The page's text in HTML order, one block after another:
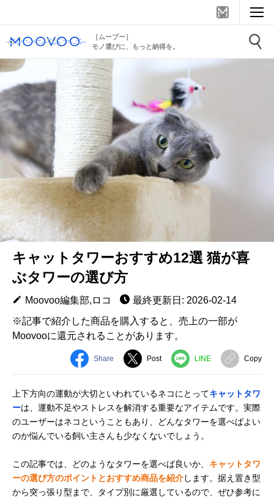
［ムーブー］
モノ選びに、もっと納得を。
キャットタワーおすすめ12選 猫が喜
ぶタワーの選び方
Moovoo編集部,ロコ
最終更新日: 2026-02-14
※記事で紹介した商品を購入すると、売上の一部が
Moovooに還元されることがあります。
Share Post LINE Copy
上下方向の運動が大切といわれているネコにとってキャットタワ
ーは、運動不足やストレスを解消する重要なアイテムです。実際
のユーザーはネコということもあり、どんなタワーを選べばよい
のか悩んでいる飼い主さんも少なくないでしょう。
この記事では、どのようなタワーを選べば良いか、 キャットタワ
ーの選び方のポイントとおすすめ商品を紹介します。据え置き型
から突っ張り型まで、タイプ別に厳選しているので、ぜひ参考に